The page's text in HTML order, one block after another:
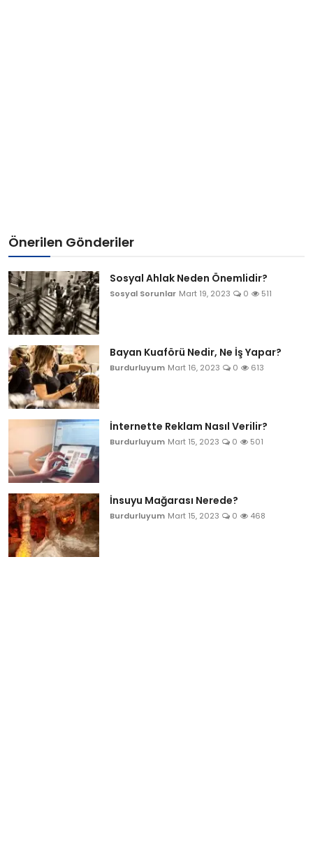
Önerilen Gönderiler
Sosyal Ahlak Neden Önemlidir?
Sosyal Sorunlar Mart 19, 2023 0 511
Bayan Kuaförü Nedir, Ne İş Yapar?
Burdurluyum Mart 16, 2023 0 613
İnternette Reklam Nasıl Verilir?
Burdurluyum Mart 15, 2023 0 501
İnsuyu Mağarası Nerede?
Burdurluyum Mart 15, 2023 0 468